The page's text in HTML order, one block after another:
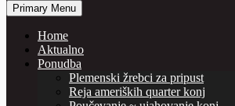
Vašcer Quarter Horses
… horses are our passion
Primary Menu
Home
Aktualno
Ponudba
Plemenski žrebci za pripust
Reja ameriških quarter konj